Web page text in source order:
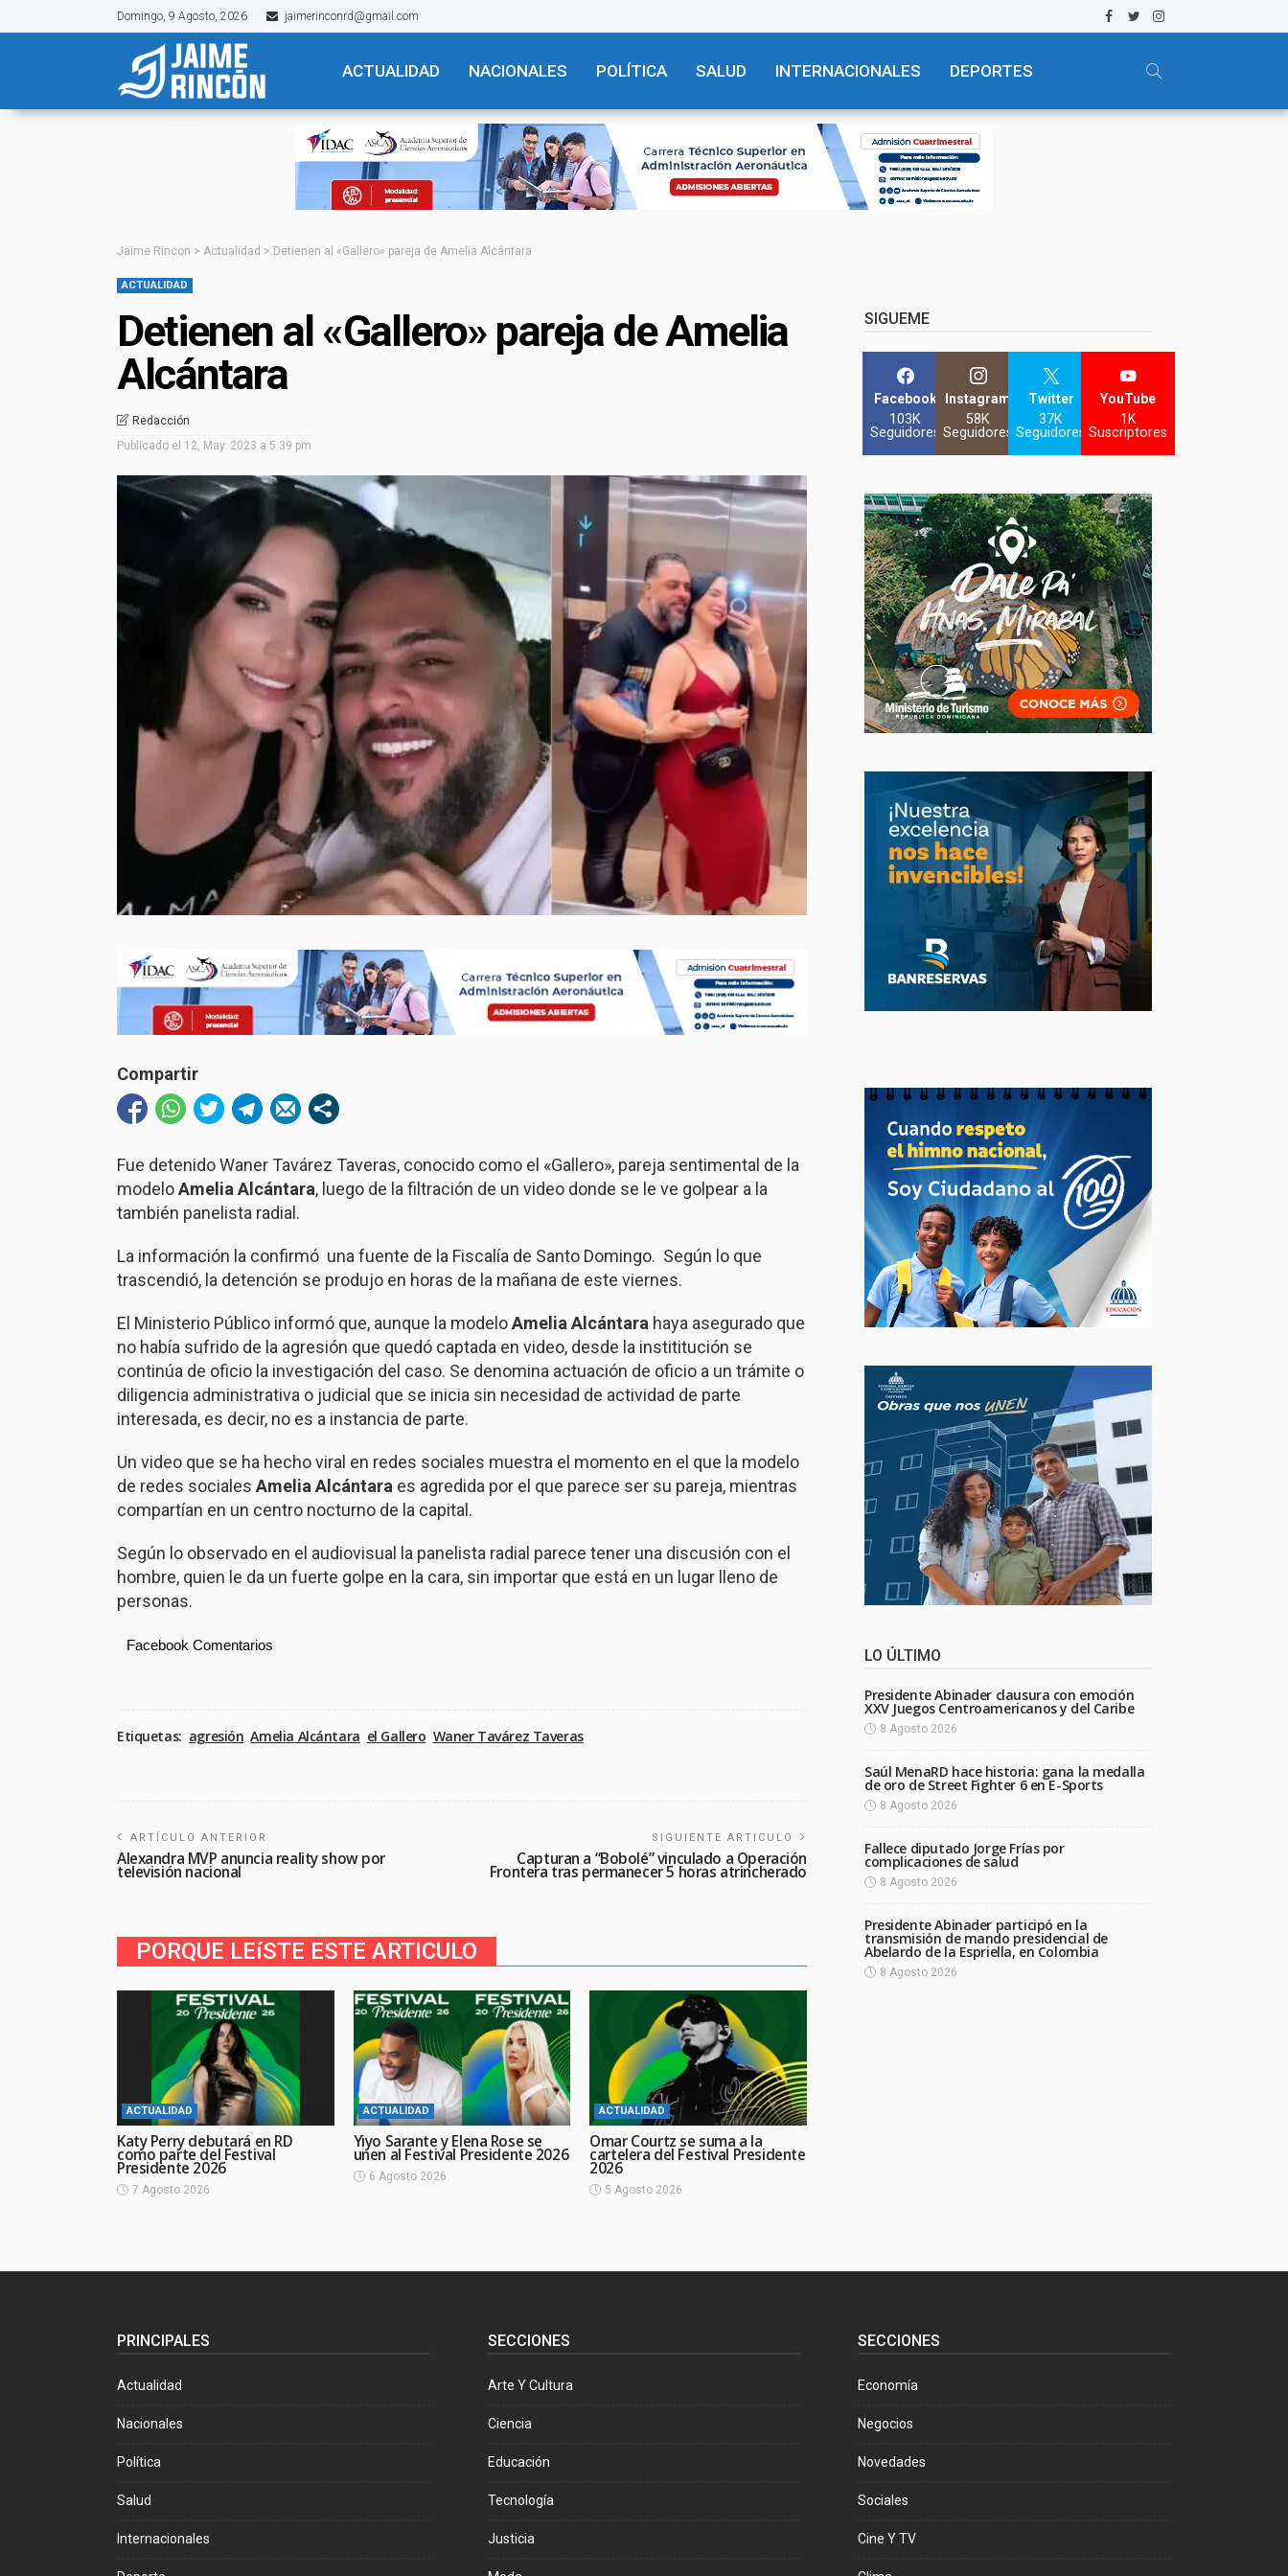
Domingo, 9 Agosto, 2026 jaimerinconrd@gmail.com
ACTUALIDAD NACIONALES POLÍTICA SALUD INTERNACIONALES DEPORTES
Jaime Rincon > Actualidad > Detienen al «Gallero» pareja de Amelia Alcántara
ACTUALIDAD
Detienen al «Gallero» pareja de Amelia
Alcántara
Redacción
Publicado el 12, May. 2023 a 5:39 pm
Compartir
Fue detenido Waner Tavárez Taveras, conocido como el «Gallero», pareja sentimental de la
modeloAmelia Alcántara, luego de la filtración de un video donde se le ve golpear a la
también panelista radial.
La información la confirmó una fuente de la Fiscalía de Santo Domingo. Según lo que
trascendió, la detención se produjo en horas de la mañana de este viernes.
El Ministerio Público informó que, aunque la modeloAmelia Alcántara haya asegurado que
no había sufrido de la agresión que quedó captada en video, desde la instititución se
continúa de oficio la investigación del caso. Se denomina actuación de oficio a un trámite o
diligencia administrativa o judicial que se inicia sin necesidad de actividad de parte
interesada, es decir, no es a instancia de parte.
Un video que se ha hecho viral en redes sociales muestra el momento en el que la modelo
de redes sociales Amelia Alcántara es agredida por el que parece ser su pareja, mientras
compartían en un centro nocturno de la capital.
Según lo observado en el audiovisual la panelista radial parece tener una discusión con el
hombre, quien le da un fuerte golpe en la cara, sin importar que está en un lugar lleno de
personas.
Facebook Comentarios
Etiquetas: agresión Amelia Alcántara el Gallero Waner Tavárez Taveras
ARTÍCULO ANTERIOR
Alexandra MVP anuncia reality show por
televisión nacional
SIGUIENTE ARTICULO
Capturan a “Bobolé” vinculado a Operación
Frontera tras permanecer 5 horas atrincherado
PORQUE LEíSTE ESTE ARTICULO
ACTUALIDAD
Katy Perry debutará en RD
como parte del Festival
Presidente 2026
7 Agosto 2026
ACTUALIDAD
Yiyo Sarante y Elena Rose se
unen al Festival Presidente 2026
6 Agosto 2026
ACTUALIDAD
Omar Courtz se suma a la
cartelera del Festival Presidente
2026
5 Agosto 2026
SIGUEME
Facebook
103K
Seguidores
Instagram
58K
Seguidores
Twitter
37K
Seguidores
YouTube
1K
Suscriptores
LO ÚLTIMO
Presidente Abinader clausura con emoción
XXV Juegos Centroamericanos y del Caribe
8 Agosto 2026
Saúl MenaRD hace historia: gana la medalla
de oro de Street Fighter 6 en E-Sports
8 Agosto 2026
Fallece diputado Jorge Frías por
complicaciones de salud
8 Agosto 2026
Presidente Abinader participó en la
transmisión de mando presidencial de
Abelardo de la Espriella, en Colombia
8 Agosto 2026
PRINCIPALES
Actualidad
Nacionales
Política
Salud
Internacionales
SECCIONES
Arte Y Cultura
Ciencia
Educación
Tecnología
Justicia
SECCIONES
Economía
Negocios
Novedades
Sociales
Cine Y TV